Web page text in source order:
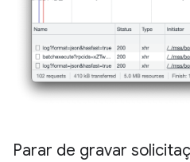
Parar de gravar